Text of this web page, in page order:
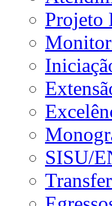
Projeto
SISU/